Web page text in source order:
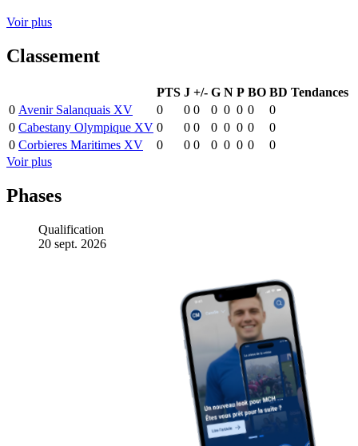
Voir plus
Classement
PTS J +/- G N P BO BD Tendances
0 Avenir Salanquais XV 0 0 0 0 0 0 0
0
0 Cabestany Olympique XV 0 0 0 0 0 0 0
0
0 Corbieres Maritimes XV 0 0 0 0 0 0 0
0
Voir plus
Phases
Qualification
20 sept. 2026